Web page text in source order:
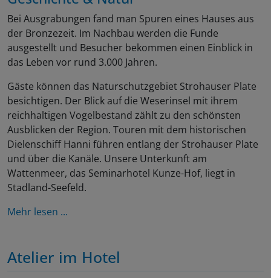
Bei Ausgrabungen fand man Spuren eines Hauses aus
der Bronzezeit. Im Nachbau werden die Funde
ausgestellt und Besucher bekommen einen Einblick in
das Leben vor rund 3.000 Jahren.
Gäste können das Naturschutzgebiet Strohauser Plate
besichtigen. Der Blick auf die Weserinsel mit ihrem
reichhaltigen Vogelbestand zählt zu den schönsten
Ausblicken der Region. Touren mit dem historischen
Dielenschiff Hanni führen entlang der Strohauser Plate
und über die Kanäle. Unsere Unterkunft am
Wattenmeer, das Seminarhotel Kunze-Hof, liegt in
Stadland-Seefeld.
Mehr lesen ...
Atelier im Hotel